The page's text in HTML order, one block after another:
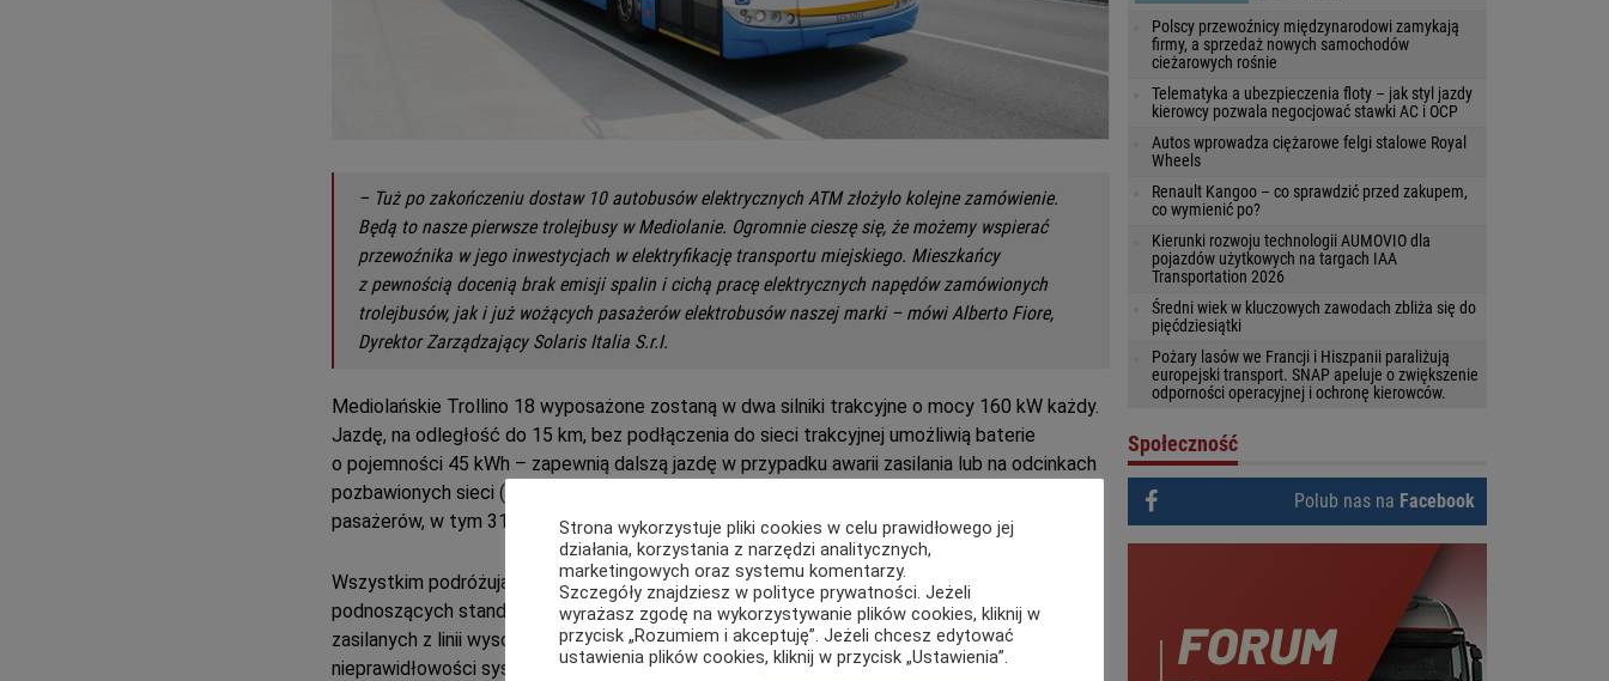
– Tuż po zakończeniu dostaw 10 autobusów elektrycznych ATM złożyło kolejne zamówienie.
Będą to nasze pierwsze trolejbusy w Mediolanie. Ogromnie cieszę się, że możemy wspierać
przewoźnika w jego inwestycjach w elektryfikację transportu miejskiego. Mieszkańcy
z pewnością docenią brak emisji spalin i cichą pracę elektrycznych napędów zamówionych
trolejbusów, jak i już wożących pasażerów elektrobusów naszej marki – mówi Alberto Fiore,
Dyrektor Zarządzający Solaris Italia S.r.I.
Mediolańskie Trollino 18 wyposażone zostaną w dwa silniki trakcyjne o mocy 160 kW każdy.
Jazdę, na odległość do 15 km, bez podłączenia do sieci trakcyjnej umożliwią baterie
o pojemności 45 kWh – zapewnią dalszą jazdę w przypadku awarii zasilania lub na odcinkach
pozbawionych sieci (np. w zabytkowych częściach miasta). Na pokład zabiorą do 135
pasażerów, w tym 31 na miejscach siedzących.
Wszystkim podróżującym komfort zapewni klimatyzacja. Jednym z elementów
podnoszących standardy bezpieczeństwa będzie stały monitoring izolacji komponentów
zasilanych z linii wysokiego napięcia od szkieletu. W razie wykrycia jakiejkolwiek
nieprawidłowości system automatycznie opuści odbieraki prądu. Przewoźnik z Mediolanu
Polscy przewoźnicy międzynarodowi zamykają
firmy, a sprzedaż nowych samochodów
cieżarowych rośnie
Telematyka a ubezpieczenia floty – jak styl jazdy
kierowcy pozwala negocjować stawki AC i OCP
Autos wprowadza ciężarowe felgi stalowe Royal
Wheels
Renault Kangoo – co sprawdzić przed zakupem,
co wymienić po?
Kierunki rozwoju technologii AUMOVIO dla
pojazdów użytkowych na targach IAA
Transportation 2026
Średni wiek w kluczowych zawodach zbliża się do
pięćdziesiątki
Pożary lasów we Francji i Hiszpanii paraliżują
europejski transport. SNAP apeluje o zwiększenie
odporności operacyjnej i ochronę kierowców.
Społeczność
Polub nas na Facebook
Strona wykorzystuje pliki cookies w celu prawidłowego jej
działania, korzystania z narzędzi analitycznych,
marketingowych oraz systemu komentarzy.
Szczegóły znajdziesz w polityce prywatności. Jeżeli
wyrażasz zgodę na wykorzystywanie plików cookies, kliknij w
przycisk „Rozumiem i akceptuję”. Jeżeli chcesz edytować
ustawienia plików cookies, kliknij w przycisk „Ustawienia”.